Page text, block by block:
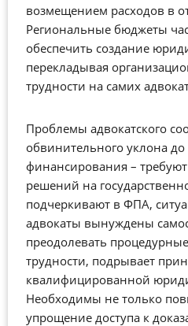
возмещением расходов в
Региональные бюджеты
обеспечить создание
перекладывая
трудности на самих
Проблемы адвокатского
обвинительного уклона до
финансирования –
решений на
подчеркивают в ФПА,
адвокаты вынуждены
преодолевать
трудности, подрывает
квалифицированной
Необходимы не только
упрощение доступа к